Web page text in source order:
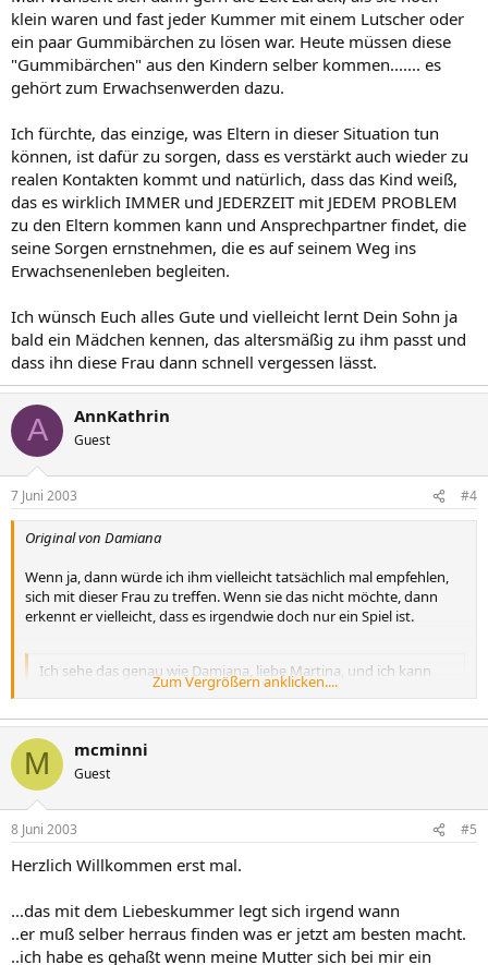
klein waren und fast jeder Kummer mit einem Lutscher oder
ein paar Gummibärchen zu lösen war. Heute müssen diese
"Gummibärchen" aus den Kindern selber kommen....... es
gehört zum Erwachsenwerden dazu.
Ich fürchte, das einzige, was Eltern in dieser Situation tun
können, ist dafür zu sorgen, dass es verstärkt auch wieder zu
realen Kontakten kommt und natürlich, dass das Kind weiß,
das es wirklich IMMER und JEDERZEIT mit JEDEM PROBLEM
zu den Eltern kommen kann und Ansprechpartner findet, die
seine Sorgen ernstnehmen, die es auf seinem Weg ins
Erwachsenenleben begleiten.
Ich wünsch Euch alles Gute und vielleicht lernt Dein Sohn ja
bald ein Mädchen kennen, das altersmäßig zu ihm passt und
dass ihn diese Frau dann schnell vergessen lässt.
A AnnKathrin
Guest
7 Juni 2003 #4
Original von Damiana
Wenn ja, dann würde ich ihm vielleicht tatsächlich mal empfehlen,
sich mit dieser Frau zu treffen. Wenn sie das nicht möchte, dann
erkennt er vielleicht, dass es irgendwie doch nur ein Spiel ist.
Ich sehe das genau wie Damiana, liebe Martina, und ich kann
dich total gut verstehen, dass du dir Sorgen machst. Ich wende
Sohn den Kopf zerbreche und doch nicht weiter komme: Ich
erinnere mich an die demütigenden, verletzenden, traurigen
Situationen aus meiner Jugend, wo mir keiner geholfen hat
(hätte ich auch nicht gewollt), und ich habe alle überlebt und
daraus gelernt, auch wenns zu dem Zeitpunkt hart war. Wir
können unseren Kindern nicht ihre Erfahrungen nehmen, auch
nicht die ganz schlimmen.
könnte sich was antun....
LG
Zum Vergrößern anklicken....
Zum Vergrößern anklicken....
M mcminni
Guest
8 Juni 2003 #5
Herzlich Willkommen erst mal.
...das mit dem Liebeskummer legt sich irgend wann
..er muß selber herraus finden was er jetzt am besten macht.
..ich habe es gehaßt wenn meine Mutter sich bei mir ein